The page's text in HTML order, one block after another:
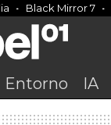
Black Mirror 7
Entorno IA